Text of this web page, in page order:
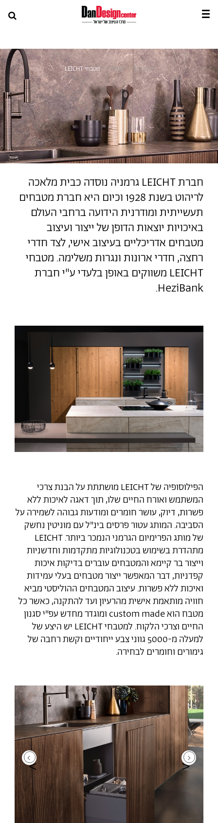
דף הבית — חנויות— מטבחי LEICHT
חברת LEICHT גרמניה נוסדה כבית מלאכה
לריהוט בשנת 1928 וכיום היא חברת מטבחים
תעשייתית ומודרנית הידועה ברחבי העולם
באיכויות יוצאות הדופן של ייצור ועיצוב
מטבחים אדריכליים בעיצוב אישי, לצד חדרי
רחצה, חדרי ארונות ונגרות משלימה. מטבחי
LEICHT משווקים באופן בלעדי ע"י חברת
HeziBank.
הפילוסופיה של LEICHT מושתתת על הבנת צרכי
המשתמש ואורח החיים שלו, תוך דאגה לאיכות ללא
פשרות, דיוק, עושר חומרים ומודעות גבוהה לשמירה על
הסביבה. המותג עטור פרסים בינ"ל עם מוניטין נחשק
של מותג הפרימיום הגרמני הנמכר ביותר. LEICHT
מתהדרת בשימוש בטכנולוגיות מתקדמות וחדשניות
וייצור בר קיימא והמטבחים עוברים בדיקות איכות
קפדניות, דבר המאפשר ייצור מטבחים בעלי עמידות
ואיכות ללא פשרות. עיצוב המטבחים ההוליסטי מביא
חוויה מותאמת אישית מהרעיון ועד להתקנה, כאשר כל
מטבח הוא custom made ומוגדר מחדש עפ"י סגנון
החיים וצרכי הלקוח. למטבחי LEICHT יש היצע של
למעלה מ-5000 גווני צבע ייחודיים וקשת רחבה של
גימורים וחומרים לבחירה.
השקופית
הקודמת
הוספה
למועדפים
שתף
בפייסבוק
שתף
בפינטרסט
השקופית
הבאה